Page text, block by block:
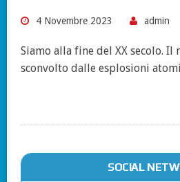
4 Novembre 2023 admin
Siamo alla fine del XX secolo. Il
sconvolto dalle esplosioni
SOCIAL